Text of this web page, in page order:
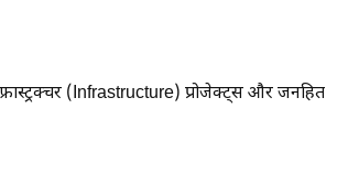
(Infrastructure) प्रोजेक्ट्स और जनहित